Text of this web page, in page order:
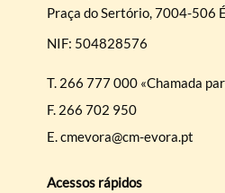
Praça do Sertório, 7004-506
NIF: 504828576
T. 266 777 000 «Chamada
F. 266 702 950
E.cmevora@cm-evora.pt
Acessos rápidos